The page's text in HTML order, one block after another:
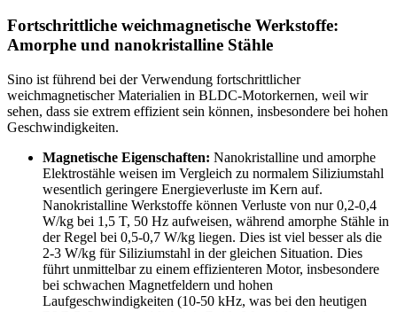
Fortschrittliche weichmagnetische Werkstoffe:
Amorphe und nanokristalline Stähle
Sino ist führend bei der Verwendung fortschrittlicher
weichmagnetischer Materialien in BLDC-Motorkernen, weil wir
sehen, dass sie extrem effizient sein können, insbesondere bei hohen
Geschwindigkeiten.
Magnetische Eigenschaften: Nanokristalline und amorphe
Elektrostähle weisen im Vergleich zu normalem Siliziumstahl
wesentlich geringere Energieverluste im Kern auf.
Nanokristalline Werkstoffe können Verluste von nur 0,2-0,4
W/kg bei 1,5 T, 50 Hz aufweisen, während amorphe Stähle in
der Regel bei 0,5-0,7 W/kg liegen. Dies ist viel besser als die
2-3 W/kg für Siliziumstahl in der gleichen Situation. Dies
führt unmittelbar zu einem effizienteren Motor, insbesondere
bei schwachen Magnetfeldern und hohen
Laufgeschwindigkeiten (10-50 kHz, was bei den heutigen